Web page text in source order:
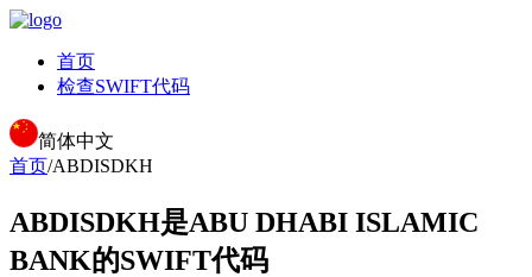
首页
检查SWIFT代码
简体中文
首页/ABDISDKH
ABDISDKH是ABU DHABI ISLAMIC
BANK的SWIFT代码